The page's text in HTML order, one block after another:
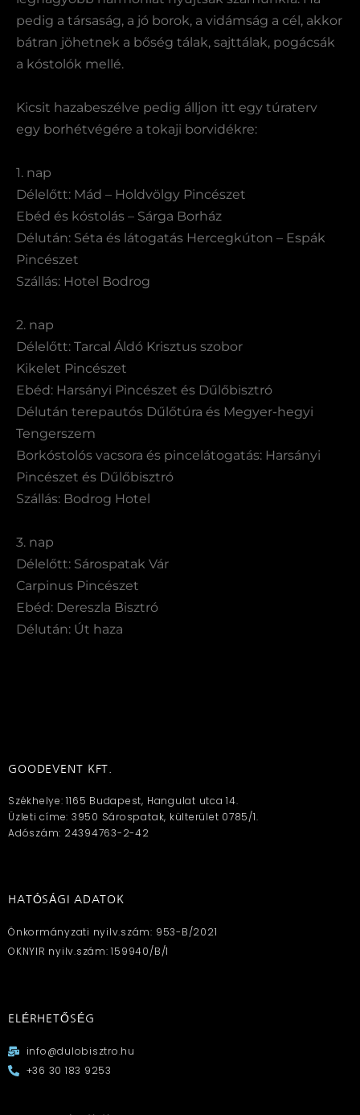
pedig a társaság, a jó borok, a vidámság a cél, akkor
bátran jöhetnek a bőség tálak, sajttálak, pogácsák
a kóstolók mellé.
Kicsit hazabeszélve pedig álljon itt egy túraterv
egy borhétvégére a tokaji borvidékre:
1. nap
Délelőtt: Mád – Holdvölgy Pincészet
Ebéd és kóstolás – Sárga Borház
Délután: Séta és látogatás Hercegkúton – Espák
Pincészet
Szállás: Hotel Bodrog
2. nap
Délelőtt: Tarcal Áldó Krisztus szobor
Kikelet Pincészet
Ebéd: Harsányi Pincészet és Dűlőbisztró
Délután terepautós Dűlőtúra és Megyer-hegyi
Tengerszem
Borkóstolós vacsora és pincelátogatás: Harsányi
Pincészet és Dűlőbisztró
Szállás: Bodrog Hotel
3. nap
Délelőtt: Sárospatak Vár
Carpinus Pincészet
Ebéd: Dereszla Bisztró
Délután: Út haza
GOODEVENT KFT.
Székhelye: 1165 Budapest, Hangulat utca 14.
Üzleti címe: 3950 Sárospatak, külterület 0785/1.
Adószám: 24394763-2-42
HATÓSÁGI ADATOK
Önkormányzati nyilv.szám: 953-B/2021
OKNYIR nyilv.szám: 159940/B/1
ELÉRHETŐSÉG
info@dulobisztro.hu
+36 30 183 9253